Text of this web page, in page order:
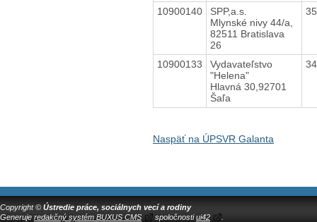
10900140
SPP,a.s.
Mlynské nivy 44/a,
82511 Bratislava
26
10900133
Vydavateľstvo
"Helena"
Hlavná 30,92701
Šaľa
Naspäť na ÚPSVR Galanta
Copyright © Ústredie práce, sociálnych vecí a rodiny
Generuje redakčný systém BUXUS CMS spoločnostiui42